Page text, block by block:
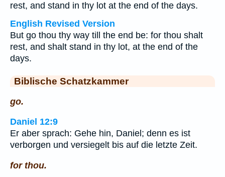
rest, and stand in thy lot at the end of the days.
English Revised Version
But go thou thy way till the end be: for thou shalt
rest, and shalt stand in thy lot, at the end of the
days.
Biblische Schatzkammer
go.
Daniel 12:9
Er aber sprach: Gehe hin, Daniel; denn es ist
verborgen und versiegelt bis auf die letzte Zeit.
for thou.